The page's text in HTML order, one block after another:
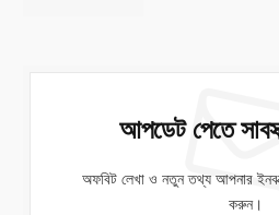
আপডেট পেতে
অফবিট লেখা ও নতুন তথ্য আপনার
করুন।